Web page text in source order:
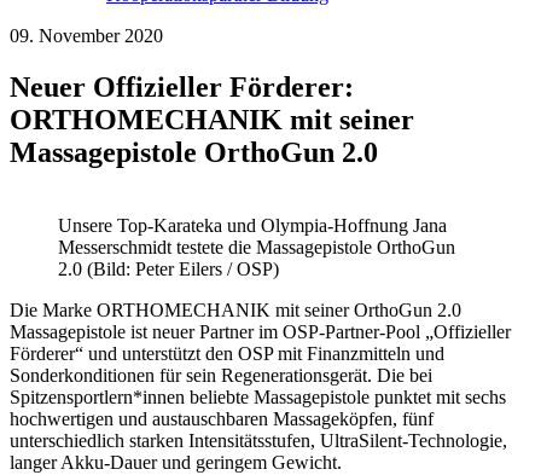
09. November 2020
Neuer Offizieller Förderer:
ORTHOMECHANIK mit seiner
Massagepistole OrthoGun 2.0
Unsere Top-Karateka und Olympia-Hoffnung Jana
Messerschmidt testete die Massagepistole OrthoGun
2.0 (Bild: Peter Eilers / OSP)
Die Marke ORTHOMECHANIK mit seiner OrthoGun 2.0
Massagepistole ist neuer Partner im OSP-Partner-Pool „Offizieller
Förderer“ und unterstützt den OSP mit Finanzmitteln und
Sonderkonditionen für sein Regenerationsgerät. Die bei
Spitzensportlern*innen beliebte Massagepistole punktet mit sechs
hochwertigen und austauschbaren Massageköpfen, fünf
unterschiedlich starken Intensitätsstufen, UltraSilent-Technologie,
langer Akku-Dauer und geringem Gewicht.